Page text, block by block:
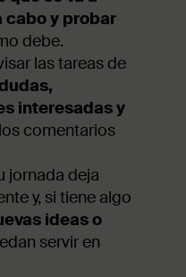
cabo y probar
debe.
las tareas de
interesadas y
comentarios
jornada deja
y, si tiene algo
ideas o
servir en